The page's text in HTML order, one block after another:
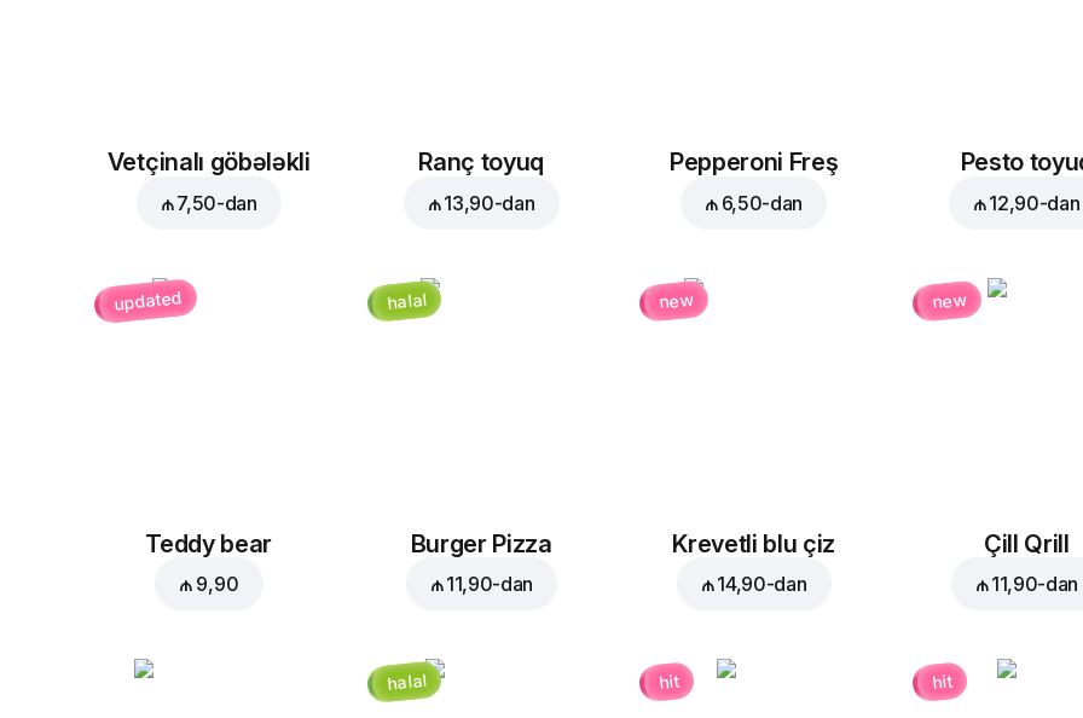
Vetçinalı göbələkli
₼ 7,50-dan
Ranç toyuq
₼ 13,90-dan
Pepperoni Freş
₼ 6,50-dan
Pesto
₼ 12,90-dan
updated
Teddy bear
₼ 9,90
halal
Burger Pizza
₼ 11,90-dan
new
Krevetli blu çiz
₼ 14,90-dan
new
Çill Qrill
₼ 11,90-dan
halal hit hit